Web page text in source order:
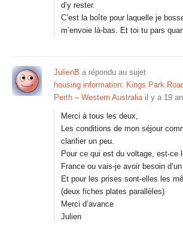
d’y rester.
C’est la boîte pour laquelle je
m’envoie là-bas. Et toi tu pars
JulienB a répondu au sujet
housing information: Kings Park
Perth – Western Australia il y a 19
Merci à tous les deux,
Les conditions de mon séjour
clarifier un peu.
Pour ce qui est du voltage, est-ce
France ou vais-je avoir besoin
Et pour les prises sont-elles les
(deux fiches plates parallèles)
Merci d’avance
Julien